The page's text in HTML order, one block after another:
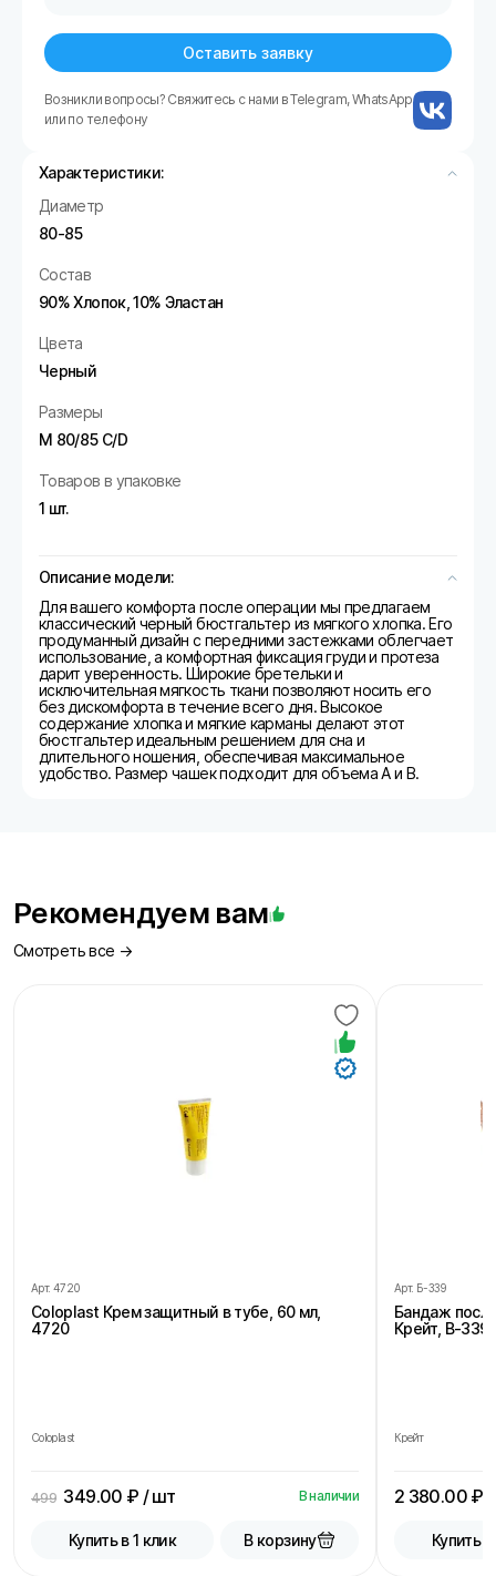
Оставить заявку
Возникли вопросы? Свяжитесь с нами в Telegram, WhatsApp
или по телефону
Характеристики:
Диаметр
80-85
Состав
90% Хлопок, 10% Эластан
Цвета
Черный
Размеры
M 80/85 C/D
Товаров в упаковке
1 шт.
Описание модели:
Для вашего комфорта после операции мы предлагаем
классический черный бюстгальтер из мягкого хлопка. Его
продуманный дизайн с передними застежками облегчает
использование, а комфортная фиксация груди и протеза
дарит уверенность. Широкие бретельки и
исключительная мягкость ткани позволяют носить его
без дискомфорта в течение всего дня. Высокое
содержание хлопка и мягкие карманы делают этот
бюстгальтер идеальным решением для сна и
длительного ношения, обеспечивая максимальное
удобство. Размер чашек подходит для объема A и B.
Рекомендуем вам
Смотреть все →
Арт. 4720
Coloplast Крем защитный в тубе, 60 мл,
4720
Coloplast
499 349.00 ₽ / шт В наличии
Купить в 1 клик В корзину
Арт. Б-339
Бандаж
Крейт, В-
Крейт
2 380.00₽ /
Купить в